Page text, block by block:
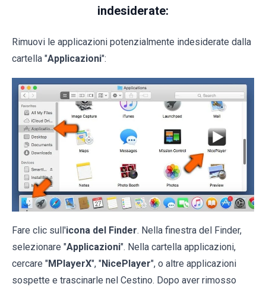
indesiderate:
Rimuovi le applicazioni potenzialmente indesiderate dalla
cartella "Applicazioni":
Fare clic sull'icona del Finder. Nella finestra del Finder,
selezionare "Applicazioni". Nella cartella applicazioni,
cercare "MPlayerX", "NicePlayer", o altre applicazioni
sospette e trascinarle nel Cestino. Dopo aver rimosso